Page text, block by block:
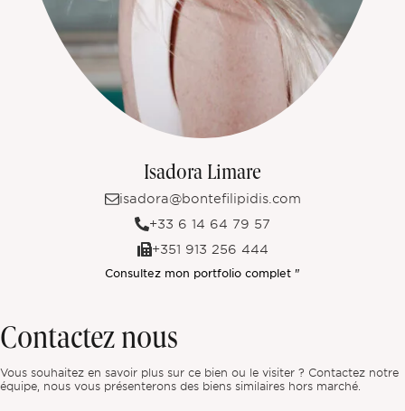
Isadora Limare
isadora@bontefilipidis.com
+33 6 14 64 79 57
+351 913 256 444
Consultez mon portfolio complet "
Contactez nous
Vous souhaitez en savoir plus sur ce bien ou le visiter ? Contactez notre
équipe, nous vous présenterons des biens similaires hors marché.